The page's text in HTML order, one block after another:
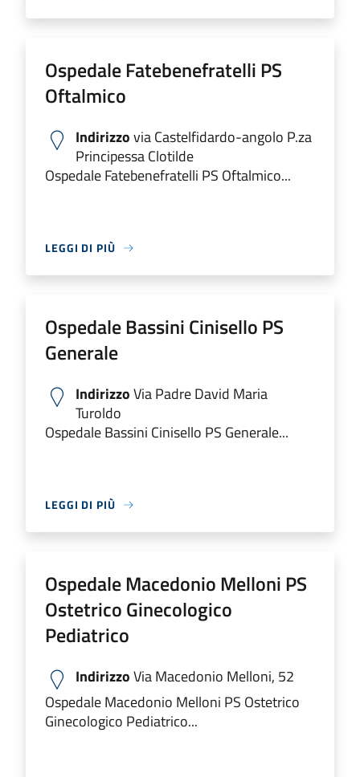
Ospedale Fatebenefratelli PS
Oftalmico
Indirizzovia Castelfidardo-angolo P.za
Principessa Clotilde
Ospedale Fatebenefratelli PS Oftalmico...
LEGGI DI PIÙ
Ospedale Bassini Cinisello PS
Generale
IndirizzoVia Padre David Maria
Turoldo
Ospedale Bassini Cinisello PS Generale...
LEGGI DI PIÙ
Ospedale Macedonio Melloni PS
Ostetrico Ginecologico
Pediatrico
IndirizzoVia Macedonio Melloni, 52
Ospedale Macedonio Melloni PS Ostetrico
Ginecologico Pediatrico...